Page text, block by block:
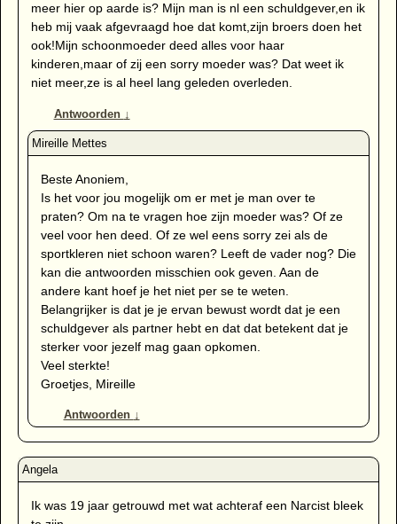
meer hier op aarde is? Mijn man is nl een schuldgever,en ik
heb mij vaak afgevraagd hoe dat komt,zijn broers doen het
ook!Mijn schoonmoeder deed alles voor haar
kinderen,maar of zij een sorry moeder was? Dat weet ik
niet meer,ze is al heel lang geleden overleden.
Antwoorden ↓
Beste Anoniem,
Is het voor jou mogelijk om er met je man over te
praten? Om na te vragen hoe zijn moeder was? Of ze
veel voor hen deed. Of ze wel eens sorry zei als de
sportkleren niet schoon waren? Leeft de vader nog? Die
kan die antwoorden misschien ook geven. Aan de
andere kant hoef je het niet per se te weten.
Belangrijker is dat je je ervan bewust wordt dat je een
schuldgever als partner hebt en dat dat betekent dat je
sterker voor jezelf mag gaan opkomen.
Veel sterkte!
Groetjes, Mireille
Antwoorden ↓
Ik was 19 jaar getrouwd met wat achteraf een Narcist bleek